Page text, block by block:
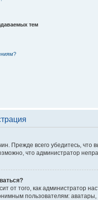
тем
Прежде всего убедитесь,
что администратор
от того, как администратор
пользователям: аватары,